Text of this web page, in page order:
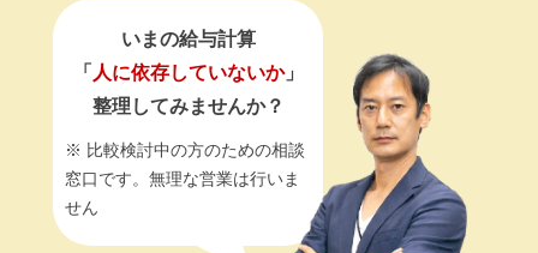
いまの給与計算
「 人に依存していないか」
整理してみませんか？
※ 比較検討中の方のための相談
窓口です。無理な営業は行いま
せん